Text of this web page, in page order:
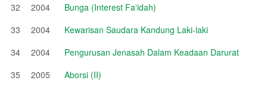
32
2004
Bunga (Interest Fa'idah)
33
2004
Kewarisan Saudara Kandung Laki-laki
34
2004
Pengurusan Jenasah Dalam Keadaan Darurat
35
2005
Aborsi (II)